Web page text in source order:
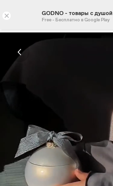
× GODNO - товары с душой
Free - Бесплатно в Google Play